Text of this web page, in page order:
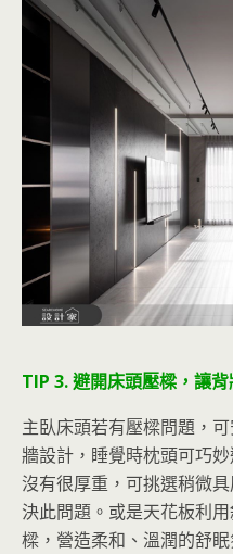
TIP 3. 避開床頭壓樑，讓
主臥床頭若有壓樑問題，
牆設計，睡覺時枕頭可巧
沒有很厚重，可挑選稍微
決此問題。或是天花板利
樑，營造柔和、溫潤的舒眠